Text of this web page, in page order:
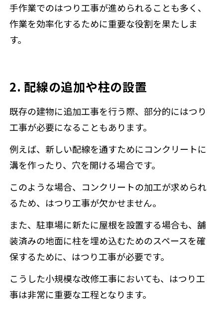
手作業でのはつり工事が進められることも多く、
作業を効率化するために重要な役割を果たしま
す。
2. 配線の追加や柱の設置
既存の建物に追加工事を行う際、部分的にはつり
工事が必要になることもあります。
例えば、新しい配線を通すためにコンクリートに
溝を作ったり、穴を開ける場合です。
このような場合、コンクリートの加工が求められ
るため、はつり工事が欠かせません。
また、駐車場に新たに屋根を設置する場合も、舗
装済みの地面に柱を埋め込むためのスペースを確
保するために、はつり工事が必要です。
こうした小規模な改修工事においても、はつり工
事は非常に重要な工程となります。